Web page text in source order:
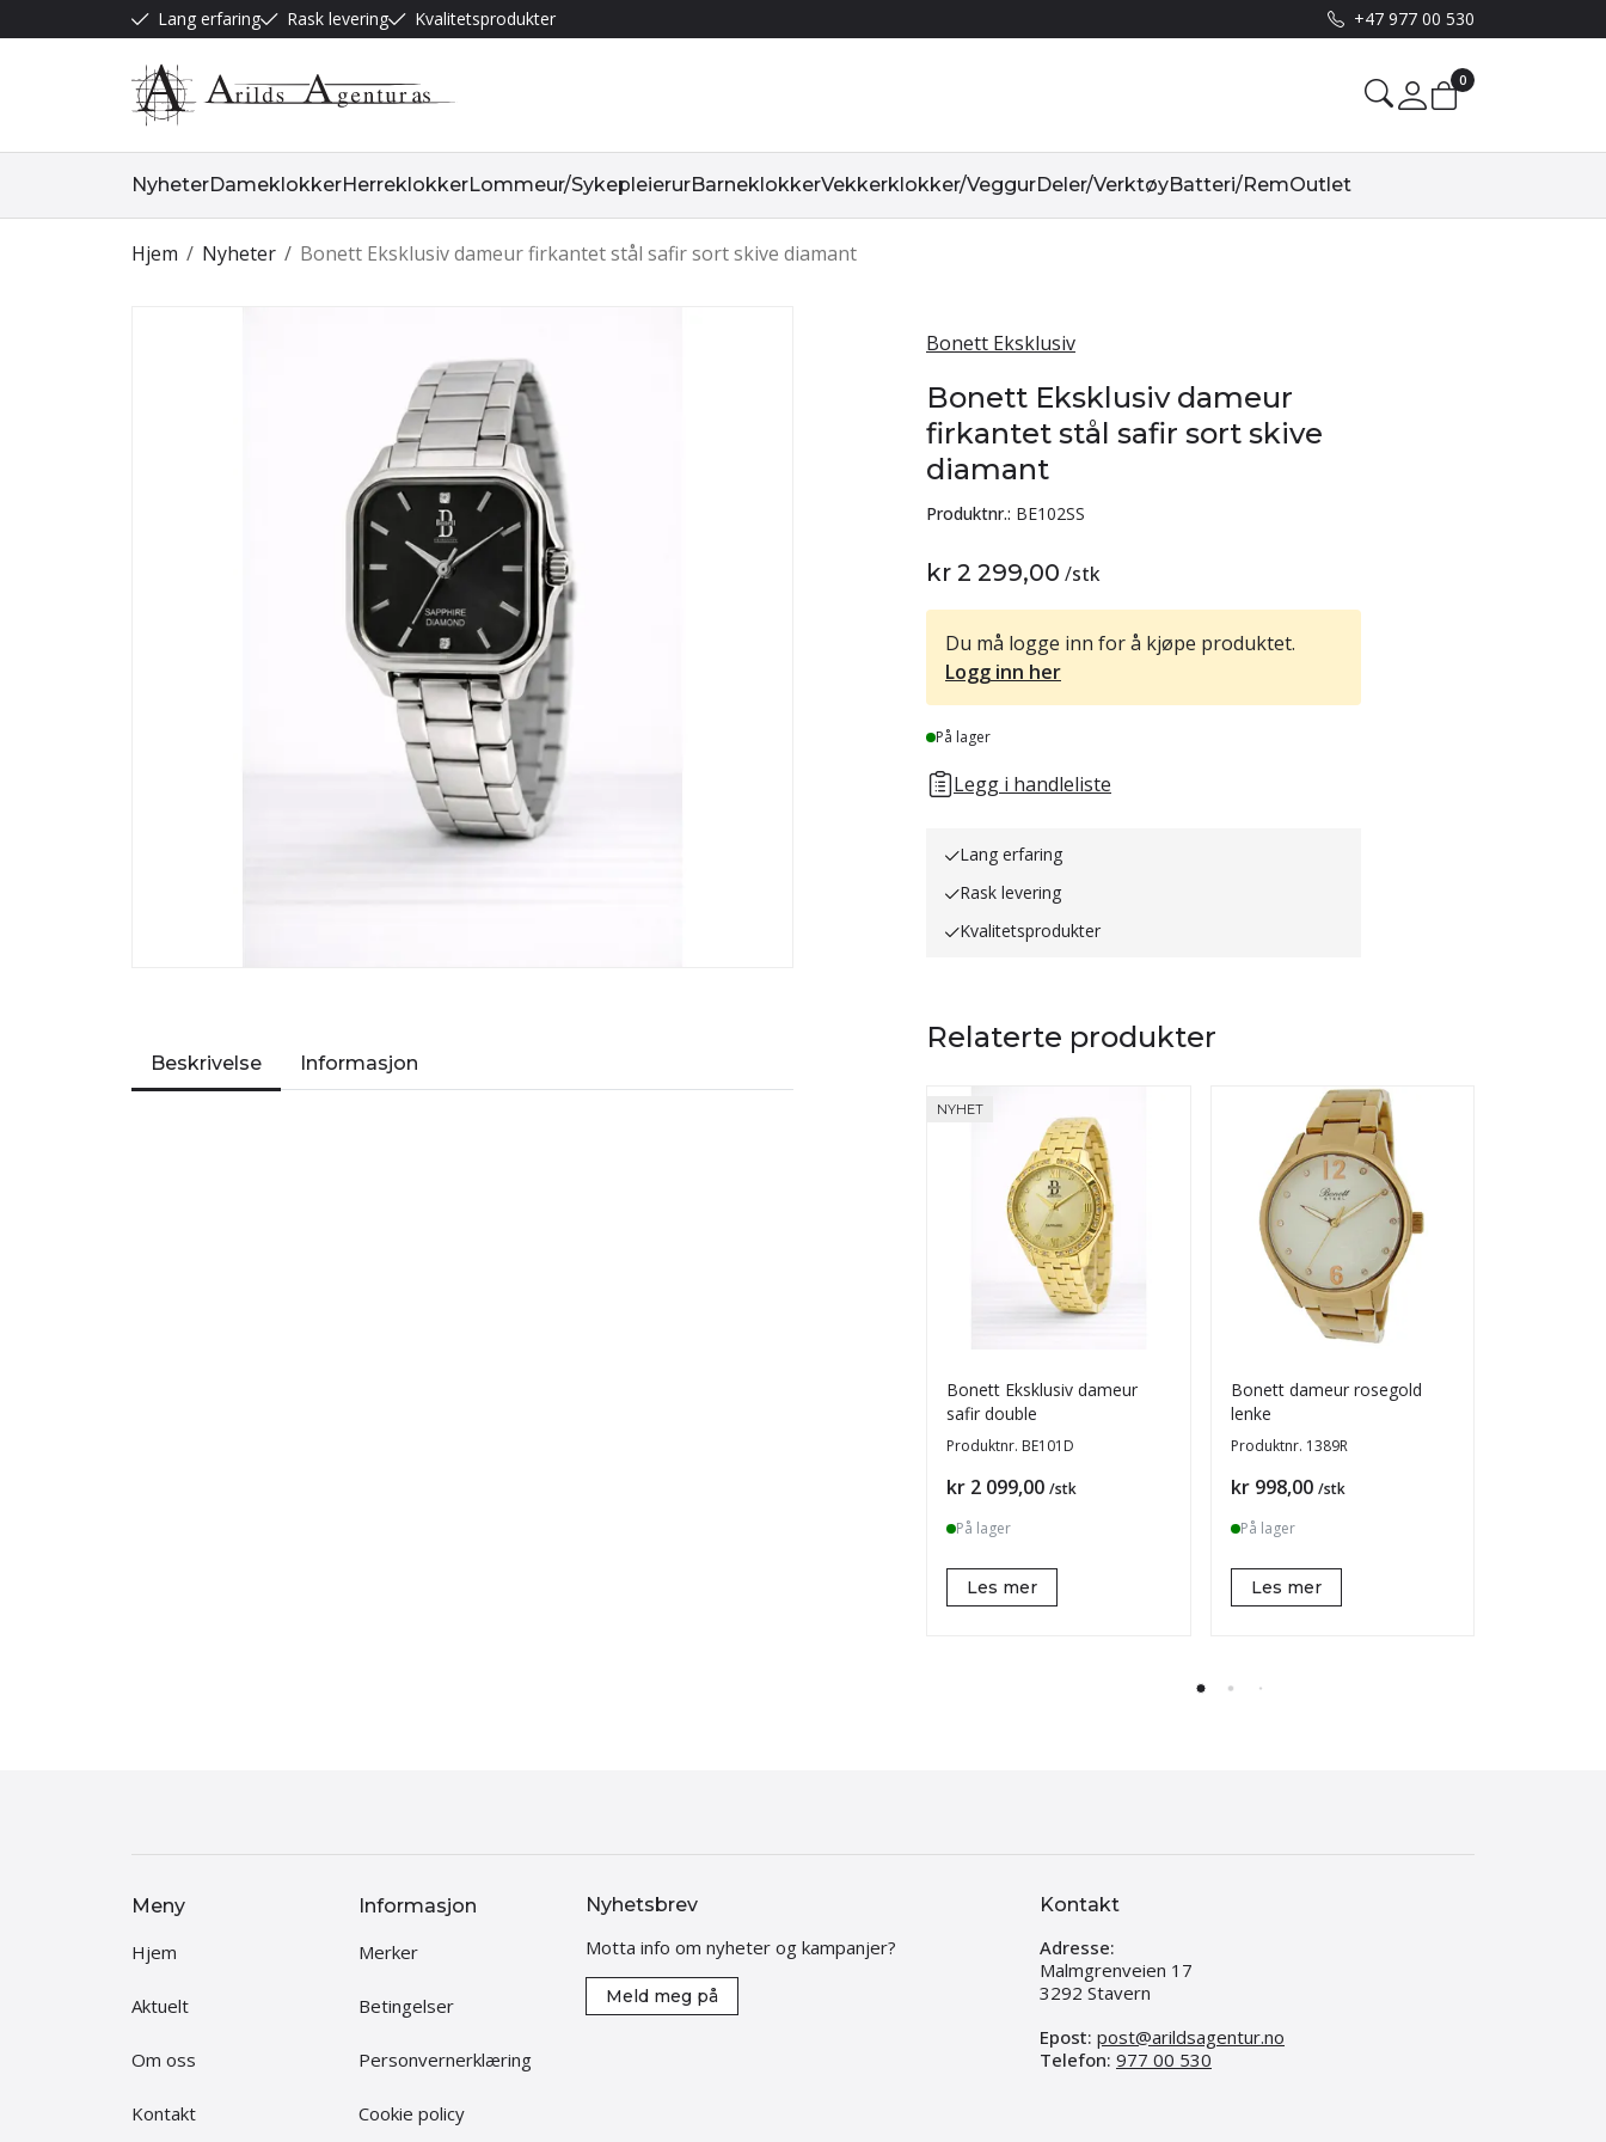
Lang erfaring Rask levering Kvalitetsprodukter +47 977 00 530
Mine sider
0
NyheterDameklokkerHerreklokkerLommeur/SykepleierurBarneklokkerVekkerklokker/VeggurDeler/VerktøyBatteri/RemOutlet
/
Hjem /
Nyheter Bonett Eksklusiv dameur firkantet stål safir sort skive diamant
Bonett Eksklusiv
Bonett Eksklusiv dameur
firkantet stål safir sort skive
diamant
Produktnr.: BE102SS
kr 2 299,00 /stk
Du må logge inn for å kjøpe produktet.
Logg inn her
Lager
På lager
Legg i handleliste
Lang erfaring
Rask levering
Kvalitetsprodukter
Beskrivelse Informasjon
Relaterte produkter
NYHET
Bonett Eksklusiv dameur
safir double
Produktnr. BE101D
Pris
kr 2 099,00 /stk
På lager
Les mer
Bonett dameur rosegold
lenke
Produktnr. 1389R
Pris
kr 998,00 /stk
På lager
Les mer
Meny
Hjem
Aktuelt
Om oss
Kontakt
Informasjon
Merker
Betingelser
Personvernerklæring
Cookie policy
Nyhetsbrev
Motta info om nyheter og kampanjer?
Meld meg på
Kontakt
Adresse:
Malmgrenveien 17
3292 Stavern
Epost: post@arildsagentur.no
Telefon: 977 00 530